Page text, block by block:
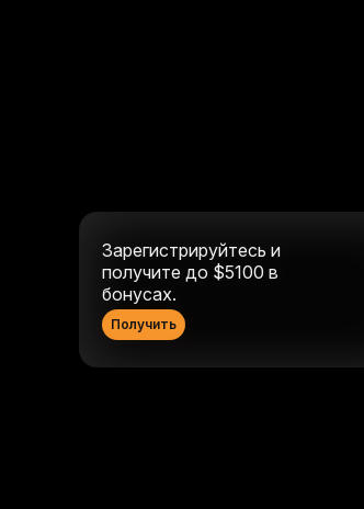
Зарегистрируйтесь и
получите до $5100 в
бонусах.
Получить